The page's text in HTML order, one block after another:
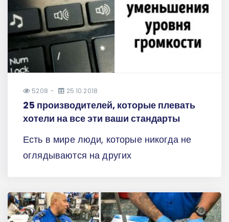
5208 25.10.2018
25 производителей, которые плевать
хотели на все эти ваши стандарты
Есть в мире люди, которые никогда не
оглядываются на других